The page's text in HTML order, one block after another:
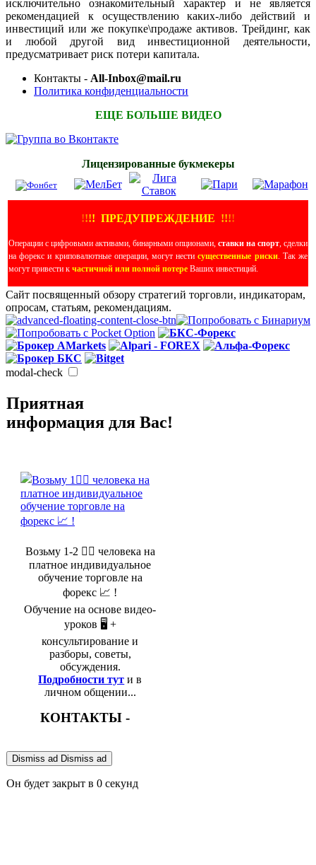
исключительно ознакомительный характер и не является
рекомендацией к осуществлению каких-либо действий и
инвестиций или же покупке\продаже активов. Трейдинг, как
и любой другой вид инвестиционной деятельности,
предусматривает риск потери капитала.
Контакты - All-Inbox@mail.ru
Политика конфиденциальности
ЕЩЕ БОЛЬШЕ ВИДЕО
Лицензированные букмекеры
!!!! ПРЕДУПРЕЖДЕНИЕ !!!!
Операции с цифровыми активами, бинарными опционами, ставки на спорт, сделки
на форекс и криповалютные операции, могут нестисущественные риски. Так же
могут привести к частичной или полной потере Ваших инвестиций.
Сайт посвященный обзору стратегий торговли, индикаторам,
опросам, статьям, рекомендациям.
modal-check
Приятная
информация для Вас!
Возьму 1-2 🤵‍♂️ человека на
платное индивидуальное
обучение торговле на
форекс 📈 !
Обучение на основе видео-
уроков 🖥️ +
консультирование и
разборы, советы,
обсуждения.
Подробности тут и в
личном общении...
КОНТАКТЫ -
Dismiss ad Dismiss ad
Он будет закрыт в 0 секунд